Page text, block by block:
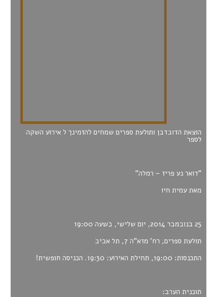
הוצאת הדובדבן ותולעת ספרים שמחים להזמינך ל אירוע השקה
לספר
"דואר נע פריז – רמלה"
מאת עמית חיו
25 בנובמבר 2014, יום שלישי, בשעה 19:00
תולעת ספרים, רח’ מזא”ה 7, תל אביב
התכנסות: 19:00, תחילת האירוע: 19:30. הכניסה חופשית!
תוכנית הערב: